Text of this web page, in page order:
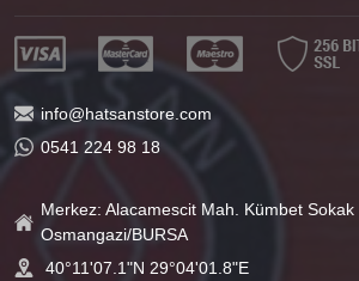
info@hatsanstore.com
0541 224 98 18
Merkez: Alacamescit Mah. Kümbet Sokak
Osmangazi/BURSA
40°11'07.1"N 29°04'01.8"E